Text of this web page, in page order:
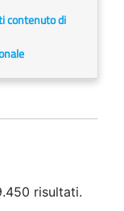
contenuto di
risultati.